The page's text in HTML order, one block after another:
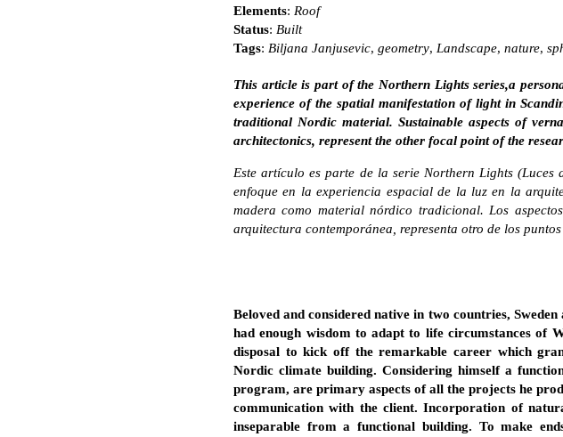
Elements: Roof
Status: Built
Tags: Biljana Janjusevic, geometry, Landscape, nature,
This article is part of the Northern Lights series,a
experience of the spatial manifestation of light in
traditional Nordic material. Sustainable aspects of
architectonics, represent the other focal point of the
Este artículo es parte de la serie Northern Lights
enfoque en la experiencia espacial de la luz en la
madera como material nórdico tradicional. Los
arquitectura contemporánea, representa otro de los
Beloved and considered native in two countries,
had enough wisdom to adapt to life circumstances of
disposal to kick off the remarkable career which
Nordic climate building. Considering himself a
program, are primary aspects of all the projects he
communication with the client. Incorporation of
inseparable from a functional building. To make